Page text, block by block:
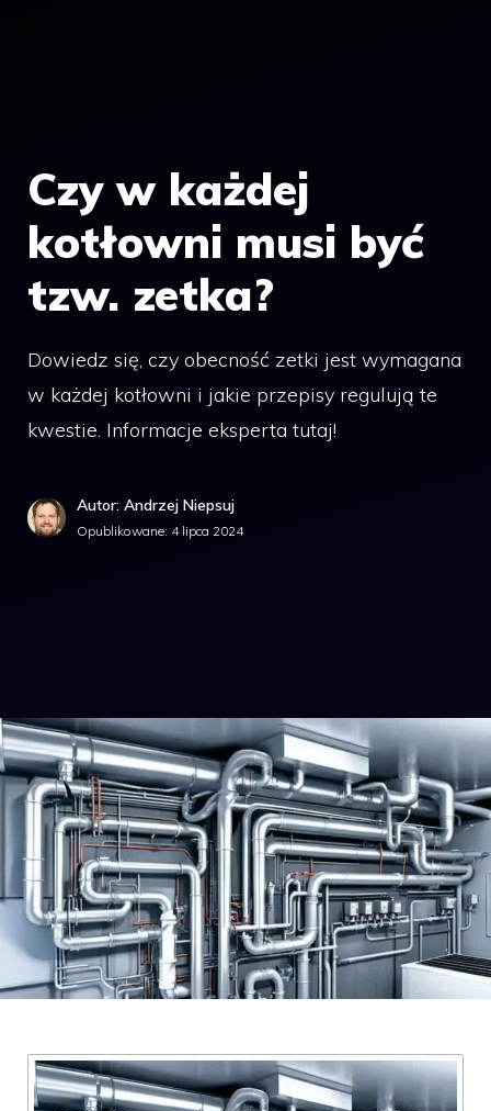
Czy w każdej
kotłowni musi być
tzw. zetka?
Dowiedz się, czy obecność zetki jest wymagana
w każdej kotłowni i jakie przepisy regulują te
kwestie. Informacje eksperta tutaj!
Autor: Andrzej Niepsuj
Opublikowane: 4 lipca 2024